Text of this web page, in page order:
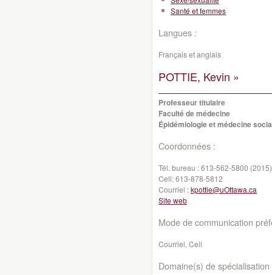
Santé et femmes
Langues :
Français et anglais
POTTIE, Kevin »
Professeur titulaire
Faculté de médecine
Épidémiologie et médecine
Coordonnées :
Tél. bureau :613-562-5800 (2015)
Cell:613-878-5812
Courriel :kpottie@uOttawa.ca
Site web
Mode de communication
Courriel, Cell
Domaine(s) de spécialisation